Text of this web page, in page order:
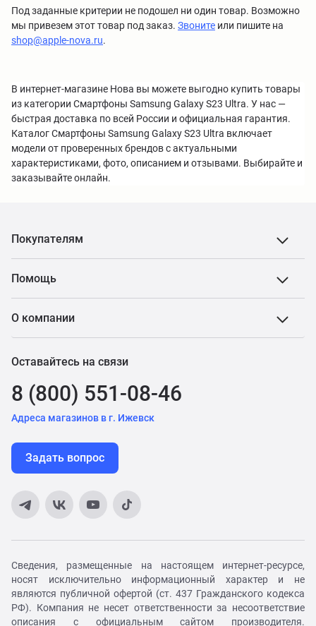
Под заданные критерии не подошел ни один товар. Возможно
мы привезем этот товар под заказ. Звоните или пишите на
shop@apple-nova.ru.
В интернет-магазине Нова вы можете выгодно купить товары
из категории Смартфоны Samsung Galaxy S23 Ultra. У нас —
быстрая доставка по всей России и официальная гарантия.
Каталог Смартфоны Samsung Galaxy S23 Ultra включает
модели от проверенных брендов с актуальными
характеристиками, фото, описанием и отзывами. Выбирайте и
заказывайте онлайн.
Покупателям
Помощь
О компании
Оставайтесь на связи
8 (800) 551-08-46
Адреса магазинов в г. Ижевск
Задать вопрос
Сведения, размещенные на настоящем интернет-ресурсе,
носят исключительно информационный характер и не
являются публичной офертой (ст. 437 Гражданского кодекса
РФ). Компания не несет ответственности за несоответствие
описания с официальным сайтом производителя.